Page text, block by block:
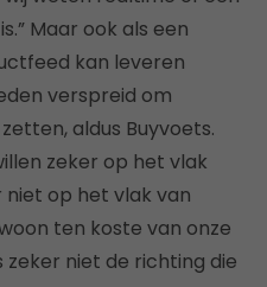
Maar ook als een
kan leveren
verspreid om
aldus Buyvoets.
zeker op het vlak
op het vlak van
ten koste van onze
zeker niet de richting die